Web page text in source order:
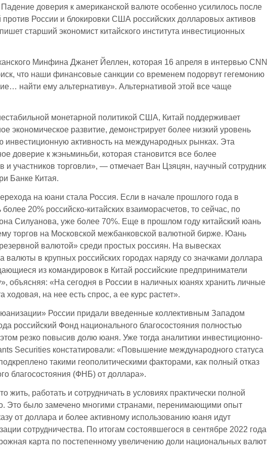
доверия к американской валюте особенно усилилось после
против России и блокировки США российских долларовых активов
старший экономист китайского института инвестиционных
Минфина Джанет Йеллен, которая 16 апреля в интервью CNN
что наши финансовые санкции со временем подорвут гегемонию
найти ему альтернативу». Альтернативой этой все чаще
монетарной политикой США, Китай поддерживает
экономическое развитие, демонстрирует более низкий уровень
активность на международных рынках. Эта
доверие к жэньминьби, которая становится все более
и участников торговли», — отмечает Ван Цзяцян, научный сотрудник
Банке Китая.
на юани стала Россия. Если в начале прошлого года в
20% российско-китайских взаиморасчетов, то сейчас, по
Силуанова, уже более 70%. Еще в прошлом году китайский юань
торгов на Московской межбанковской валютной бирже. Юань
валютой» среди простых россиян. На вывесках
валюты в крупных российских городах наряду со значками доллара
из командировок в Китай российские предприниматели
объясняя: «На сегодня в России в наличных юанях хранить личные
на нее есть спрос, а ее курс растет».
России придали введенные коллективным Западом
российский Фонд национального благосостояния полностью
резко повысив долю юаня. Уже тогда аналитики инвестиционно-
Securities констатировали: «Повышение международного статуса
такими геополитическими факторами, как полный отказ
благосостояния (ФНБ) от доллара».
жить, работать и сотрудничать в условиях практически полной
Это было замечено многими странами, перенимающими опыт
от доллара и более активному использованию юаня идут
сотрудничества. По итогам состоявшегося в сентябре 2022 года
карта по постепенному увеличению доли национальных валют